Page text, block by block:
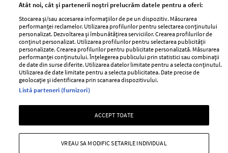
GSP
Unica
Baby
Retete
femei
Viva
Avantaje
Retete practice
Pariază responsabil! Decizia ONJN nr. 821/25.09.2025.
Jocurile de noroc sunt interzise minorilor.
Copyright © 2026 Ringier Romania SRL
Atât noi, cât și partenerii noștri prelucrăm datele pentru a oferi:
Stocarea și/sau accesarea informațiilor de pe un dispozitiv. Măsurarea
performanței reclamelor. Utilizarea profilurilor pentru selectarea conținutului
personalizat. Dezvoltarea și îmbunătățirea serviciilor. Crearea profilurilor de
conținut personalizat. Utilizarea profilurilor pentru selectarea publicității
personalizate. Crearea profilurilor pentru publicitate personalizată. Măsurarea
performanței conținutului. Înțelegerea publicului prin statistici sau combinații
de date din surse diferite. Utilizarea datelor limitate pentru a selecta conținutul.
Utilizarea de date limitate pentru a selecta publicitatea. Date precise de
geolocație și identificarea prin scanarea dispozitivului.
Listă parteneri (furnizori)
ACCEPT TOATE
VREAU SA MODIFIC SETARILE INDIVIDUAL